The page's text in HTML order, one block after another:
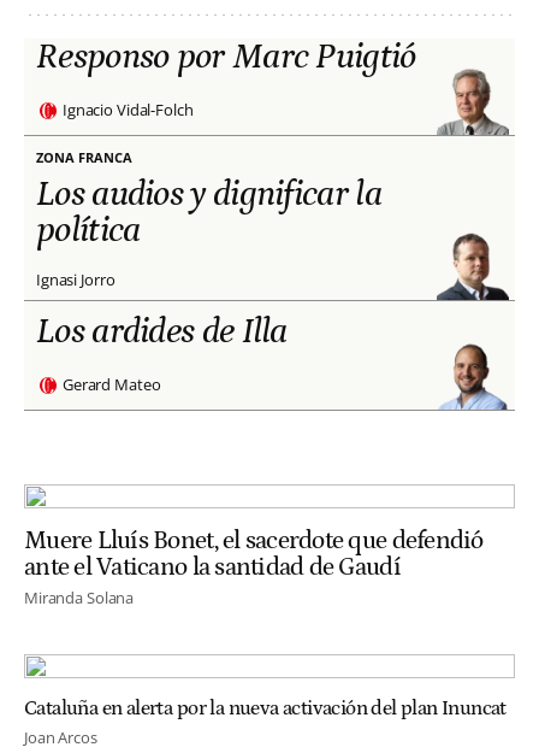
Responso por Marc Puigtió
Ignacio Vidal-Folch
ZONA FRANCA
Los audios y dignificar la
política
Ignasi Jorro
Los ardides de Illa
Gerard Mateo
Muere Lluís Bonet, el sacerdote que defendió
ante el Vaticano la santidad de Gaudí
Miranda Solana
Cataluña en alerta por la nueva activación del plan Inuncat
Joan Arcos